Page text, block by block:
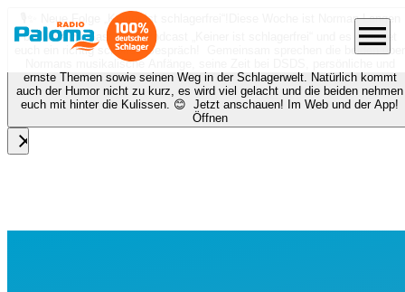
🎙️✨ Neue Folge „Keiner ist schlagerfrei“!
Diese Woche ist Norman Langen
bei Nora zu Gast beim Podcast „Keiner ist schlagerfrei“ und es erwartet
euch ein richtig schönes Gespräch! Gemeinsam sprechen die beiden über
Normans musikalische Anfänge, seine Zeit bei DSDS, persönliche und
ernste Themen sowie seinen Weg in der Schlagerwelt. Natürlich kommt
auch der Humor nicht zu kurz, es wird viel gelacht und die beiden nehmen
euch mit hinter die Kulissen. 😊 Jetzt anschauen! Im Web und der App!
Öffnen
close
menu